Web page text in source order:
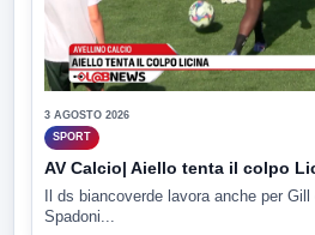
3 AGOSTO 2026
SPORT
AV Calcio| Aiello tenta il colpo
Il ds biancoverde lavora anche per Gill
Spadoni...